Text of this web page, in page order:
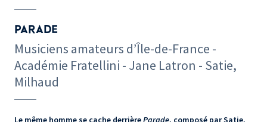
PARADE
Musiciens amateurs d’Île-de-France -
Académie Fratellini - Jane Latron - Satie,
Milhaud
Le même homme se cache derrièreParade, composé par Satie,